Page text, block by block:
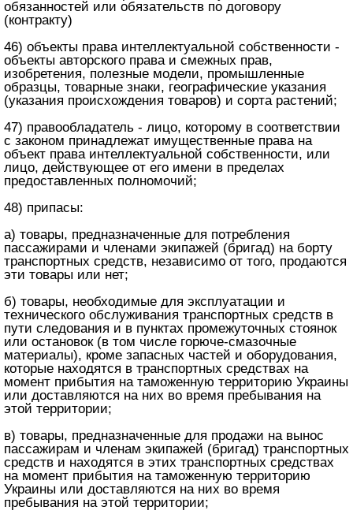
обязанностей или обязательств по договору
(контракту)
46) объекты права интеллектуальной собственности -
объекты авторского права и смежных прав,
изобретения, полезные модели, промышленные
образцы, товарные знаки, географические указания
(указания происхождения товаров) и сорта растений;
47) правообладатель - лицо, которому в соответствии
с законом принадлежат имущественные права на
объект права интеллектуальной собственности, или
лицо, действующее от его имени в пределах
предоставленных полномочий;
48) припасы:
а) товары, предназначенные для потребления
пассажирами и членами экипажей (бригад) на борту
транспортных средств, независимо от того, продаются
эти товары или нет;
б) товары, необходимые для эксплуатации и
технического обслуживания транспортных средств в
пути следования и в пунктах промежуточных стоянок
или остановок (в том числе горюче-смазочные
материалы), кроме запасных частей и оборудования,
которые находятся в транспортных средствах на
момент прибытия на таможенную территорию Украины
или доставляются на них во время пребывания на
этой территории;
в) товары, предназначенные для продажи на вынос
пассажирам и членам экипажей (бригад) транспортных
средств и находятся в этих транспортных средствах
на момент прибытия на таможенную территорию
Украины или доставляются на них во время
пребывания на этой территории;